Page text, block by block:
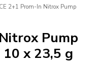
2+1 Prom-In Nitrox Pump
Pump
x 23,5 g